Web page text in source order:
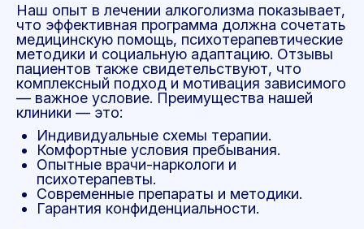
Наш опыт в лечении алкоголизма показывает,
что эффективная программа должна сочетать
медицинскую помощь, психотерапевтические
методики и социальную адаптацию. Отзывы
пациентов также свидетельствуют, что
комплексный подход и мотивация зависимого
— важное условие. Преимущества нашей
клиники — это:
Индивидуальные схемы терапии.
Комфортные условия пребывания.
Опытные врачи-наркологи и
психотерапевты.
Современные препараты и методики.
Гарантия конфиденциальности.